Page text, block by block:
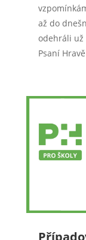
až do
odehráli
Psaní